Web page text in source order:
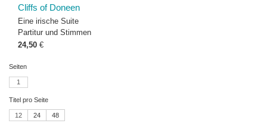
Cliffs of Doneen
Eine irische Suite
Partitur und Stimmen
24,50 €
Seiten
1
Titel pro Seite
12 24 48